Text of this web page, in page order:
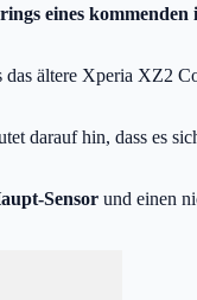
eines
das ältere Xperia XZ2
darauf hin, dass es
Sensor und einen